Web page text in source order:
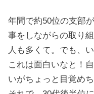
年間で約50位の支部
事をしながらの取り
人も多くて。でも、
これは面白いなと！
いがちょっと目覚め